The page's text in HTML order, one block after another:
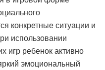
конкретные ситуации и
использовании
игр ребенок активно
эмоциональный